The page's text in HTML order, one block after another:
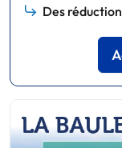
Des